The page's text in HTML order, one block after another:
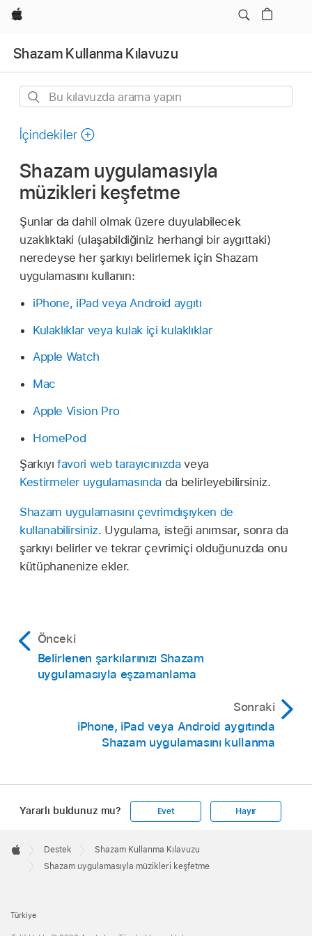
wzlhp
Shazam Kullanma Kılavuzu
Bu
arama
İçindekiler
Shazam uygulamasıyla
müzikleri keşfetme
Şunlar da dahil olmak üzere duyulabilecek
uzaklıktaki (ulaşabildiğiniz herhangi bir aygıttaki)
neredeyse her şarkıyı belirlemek için Shazam
uygulamasını kullanın:
iPhone, iPad veya Android aygıtı
Kulaklıklar veya kulak içi kulaklıklar
Apple Watch
Mac
Apple Vision Pro
HomePod
Şarkıyıfavori web tarayıcınızda veya
Kestirmeler uygulamasında da belirleyebilirsiniz.
Shazam uygulamasını çevrimdışıyken de
kullanabilirsiniz. Uygulama, isteği anımsar, sonra da
şarkıyı belirler ve tekrar çevrimiçi olduğunuzda onu
kütüphanenize ekler.
Önceki
Belirlenen şarkılarınızı Shazam
uygulamasıyla eşzamanlama
Sonraki
iPhone, iPad veya Android aygıtında
Shazam uygulamasını kullanma
Yararlı buldunuz mu? Evet Hayır
Footer

Apple
Destek
Shazam Kullanma Kılavuzu
Shazam uygulamasıyla müzikleri keşfetme
Türkiye